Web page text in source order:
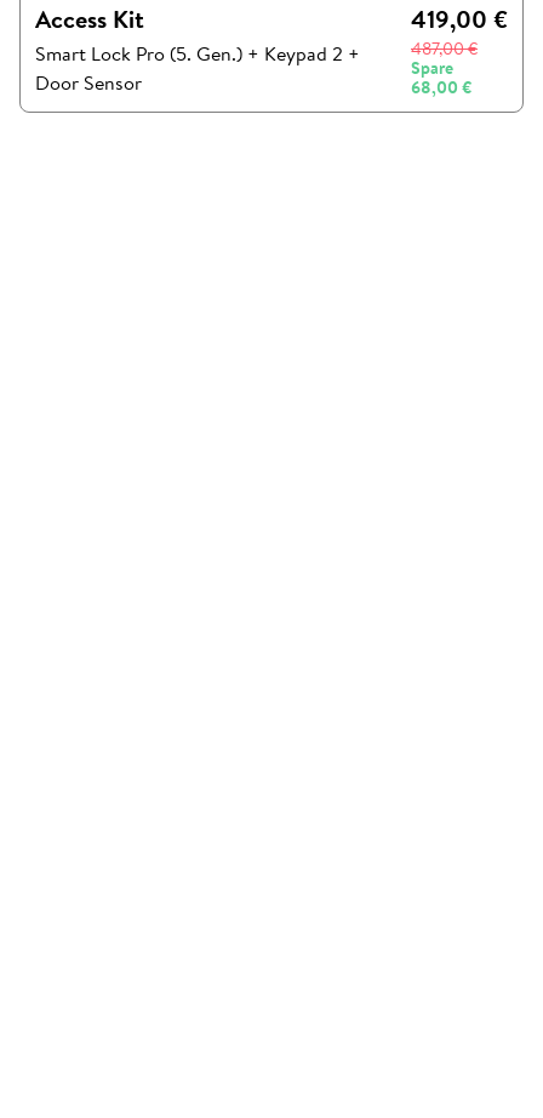
Access Kit
Smart Lock Pro (5. Gen.) + Keypad 2 +
Door Sensor
419,00 €
487,00 €
Spare
68,00 €